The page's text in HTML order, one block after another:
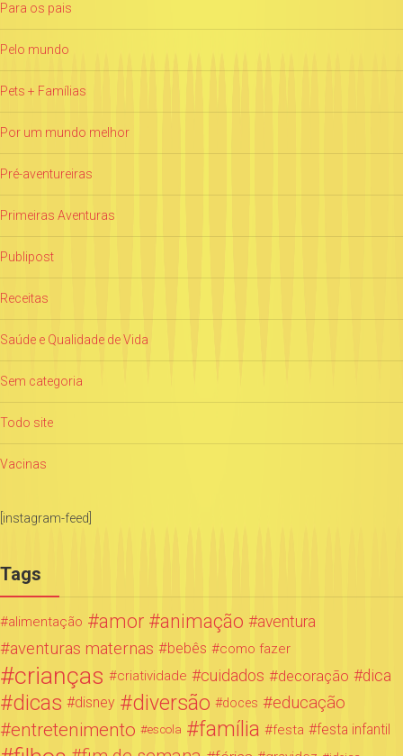
Para os pais
Pelo mundo
Pets + Famílias
Por um mundo melhor
Pré-aventureiras
Primeiras Aventuras
Publipost
Receitas
Saúde e Qualidade de Vida
Sem categoria
Todo site
Vacinas
[instagram-feed]
Tags
alimentação amor animação aventura
aventuras maternas bebês como fazer
crianças criatividade cuidados decoração dica
dicas disney diversão doces educação
entretenimento escola família festa festa infantil